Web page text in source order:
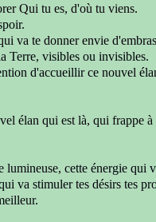
Qui tu es, d'où tu viens.
va te donner envie
Terre, visibles ou invisibles.
d'accueillirce nouvel
élan qui est là, qui frappe
lumineuse, cette énergie qui
va stimulertes désirs tes